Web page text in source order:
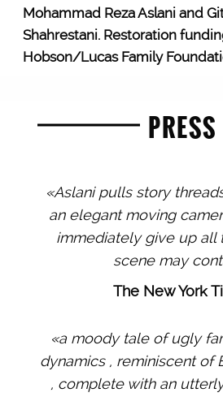
Mohammad Reza Aslani and
Shahrestani. Restoration
Hobson/Lucas Family
PRESS
«Aslani pulls story
an elegant moving
immediately give up all
scene may
The New York
«a moody tale of ugly
dynamics , reminiscent of
, complete with an